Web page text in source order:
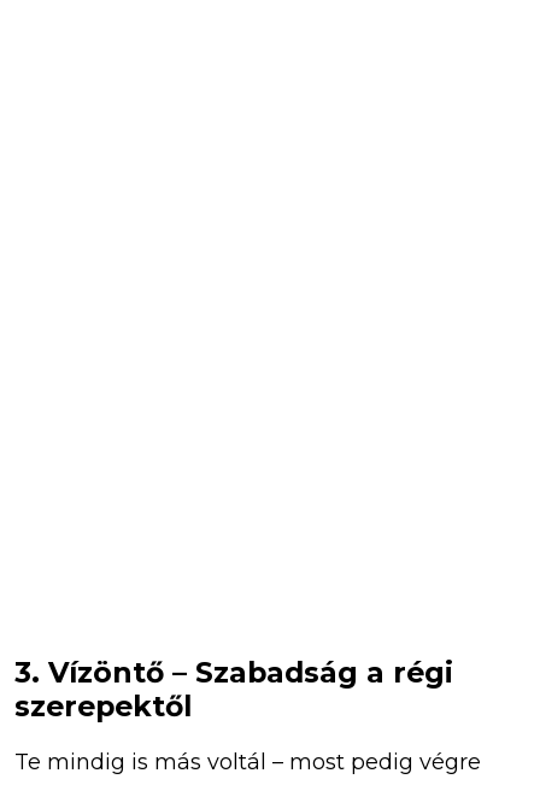
3. Vízöntő – Szabadság a régi
szerepektől
Te mindig is más voltál – most pedig végre